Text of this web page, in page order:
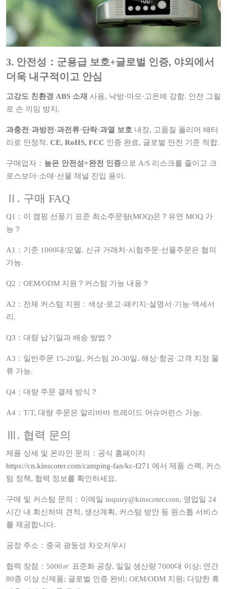
3. 안전성：군용급 보호+글로벌 인증, 야외에서
더욱 내구적이고 안심
고강도 친환경 ABS 소재 사용, 낙방·마모·고온에 강함. 안전 그릴
로 손 끼임 방지.
과충전·과방전·과전류·단락·과열 보호 내장, 고품질 폴리머 배터
리로 안정적. CE, RoHS, FCC 인증 완료, 글로벌 안전 기준 적합.
구매업자： 높은 안전성+완전 인증으로 A/S 리스크를 줄이고 크
로스보더·소매·선물 채널 진입 용이.
Ⅱ. 구매 FAQ
Q1：이 캠핑 선풍기 표준 최소주문량(MOQ)은？유연 MOQ 가
능？
A1：기준 1000대/모델. 신규 거래처·시험주문·선물주문은 협의
가능.
Q2：OEM/ODM 지원？커스텀 가능 내용？
A2：전체 커스텀 지원：색상·로고·패키지·설명서·기능·액세서
리.
Q3：대량 납기일과 배송 방법？
A3：일반주문 15‑20일, 커스텀 20‑30일. 해상·항공·고객 지정 물
류 가능.
Q4：대량 주문 결제 방식？
A4：T/T, 대량 주문은 알리바바 트레이드 어슈어런스 가능.
Ⅲ. 협력 문의
제품 상세 및 온라인 문의：공식 홈페이지
https://cn.kinscoter.com/camping-fan/kc-f271 에서 제품 스펙, 커스
텀 정책, 협력 정보를 확인하세요.
구매 및 커스텀 문의：이메일 inquiry@kinscoter.com, 영업일 24
시간 내 회신하며 견적, 생산계획, 커스텀 방안 등 원스톱 서비스
를 제공합니다.
공장 주소：중국 광둥성 차오저우시
협력 장점：5000㎡ 표준화 공장, 일일 생산량 7000대 이상; 연간
80종 이상 신제품; 글로벌 인증 완비; OEM/ODM 지원; 다양한 휴